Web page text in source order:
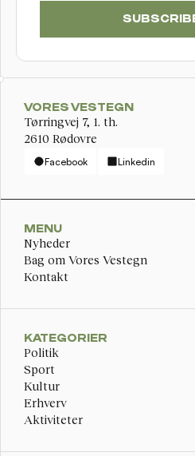
VORES VESTEGN
Tørringvej 7, 1. th.
2610 Rødovre
Facebook Linkedin
MENU
Nyheder
Bag om Vores Vestegn
Kontakt
KATEGORIER
Politik
Sport
Kultur
Erhverv
Aktiviteter